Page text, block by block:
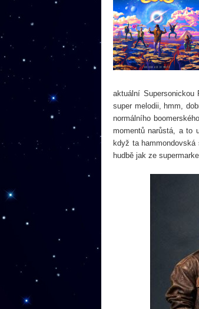
aktuální
super melodii, hmm,
normálního
momentů narůstá, a to
když ta
hudbě jak ze